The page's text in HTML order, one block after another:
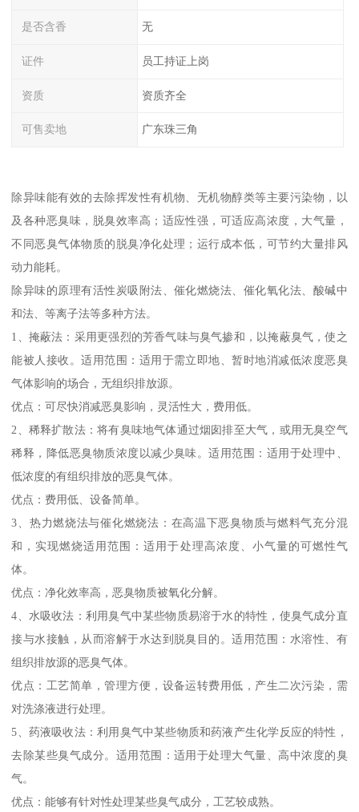
是否含香 无
证件 员工持证上岗
资质 资质齐全
可售卖地 广东珠三角
除异味能有效的去除挥发性有机物、无机物醇类等主要污染物，以
及各种恶臭味，脱臭效率高；适应性强，可适应高浓度，大气量，
不同恶臭气体物质的脱臭净化处理；运行成本低，可节约大量排风
动力能耗。
除异味的原理有活性炭吸附法、催化燃烧法、催化氧化法、酸碱中
和法、等离子法等多种方法。
1、掩蔽法：采用更强烈的芳香气味与臭气掺和，以掩蔽臭气，使之
能被人接收。适用范围：适用于需立即地、暂时地消减低浓度恶臭
气体影响的场合，无组织排放源。
优点：可尽快消减恶臭影响，灵活性大，费用低。
2、稀释扩散法：将有臭味地气体通过烟囱排至大气，或用无臭空气
稀释，降低恶臭物质浓度以减少臭味。适用范围：适用于处理中、
低浓度的有组织排放的恶臭气体。
优点：费用低、设备简单。
3、热力燃烧法与催化燃烧法：在高温下恶臭物质与燃料气充分混
和，实现燃烧适用范围：适用于处理高浓度、小气量的可燃性气
体。
优点：净化效率高，恶臭物质被氧化分解。
4、水吸收法：利用臭气中某些物质易溶于水的特性，使臭气成分直
接与水接触，从而溶解于水达到脱臭目的。适用范围：水溶性、有
组织排放源的恶臭气体。
优点：工艺简单，管理方便，设备运转费用低，产生二次污染，需
对洗涤液进行处理。
5、药液吸收法：利用臭气中某些物质和药液产生化学反应的特性，
去除某些臭气成分。适用范围：适用于处理大气量、高中浓度的臭
气。
优点：能够有针对性处理某些臭气成分，工艺较成熟。